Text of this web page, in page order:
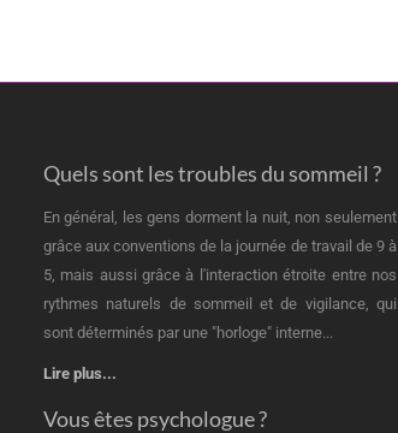
Quels sont les troubles du sommeil ?
En général, les gens dorment la nuit, non seulement
grâce aux conventions de la journée de travail de 9 à
5, mais aussi grâce à l'interaction étroite entre nos
rythmes naturels de sommeil et de vigilance, qui
sont déterminés par une "horloge" interne...
Lire plus...
Vous êtes psychologue ?